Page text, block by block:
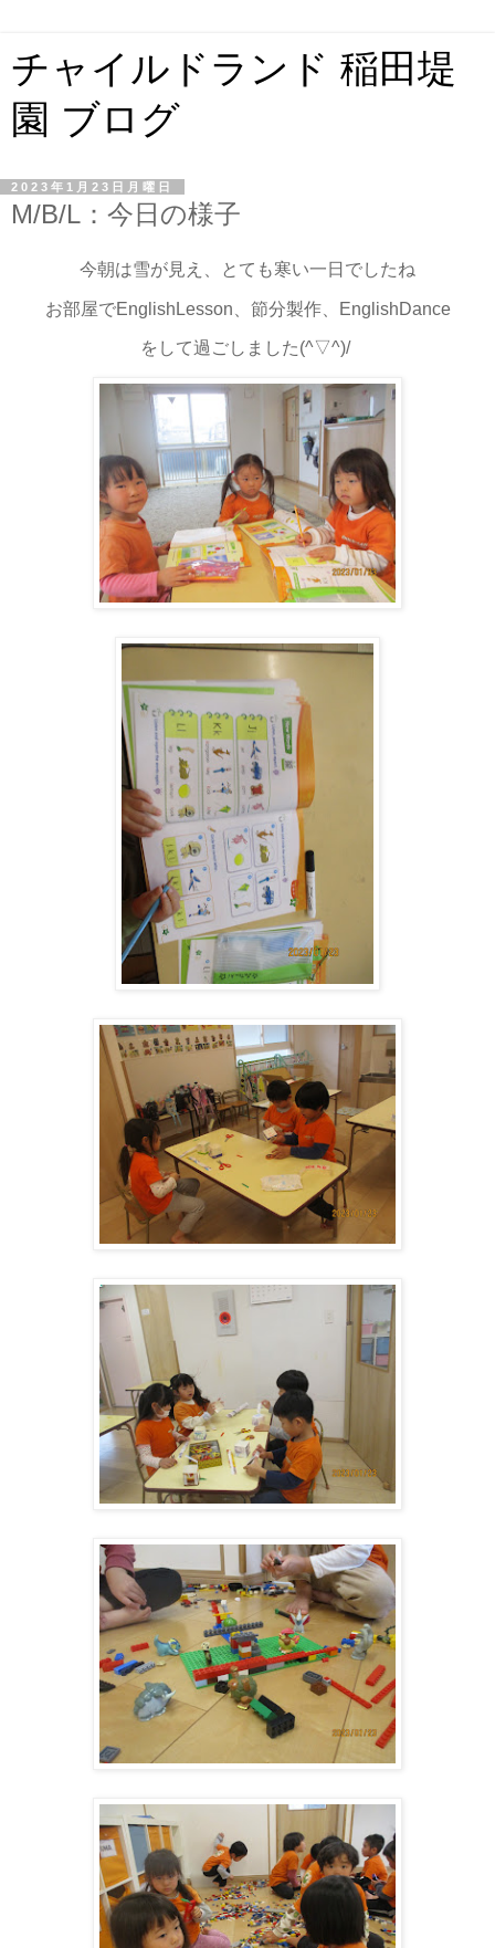
チャイルドランド 稲田堤
園 ブログ
2023年1月23日月曜日
M/B/L：今日の様子
今朝は雪が見え、とても寒い一日でしたね
お部屋でEnglishLesson、節分製作、EnglishDance
をして過ごしました(^▽^)/